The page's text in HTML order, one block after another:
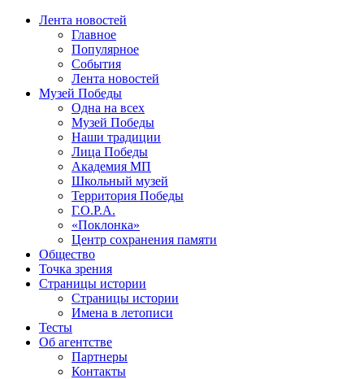
Лента новостей
Главное
Популярное
События
Лента новостей
Музей Победы
Одна на всех
Музей Победы
Наши традиции
Лица Победы
Академия МП
Школьный музей
Территория Победы
Г.О.Р.А.
«Поклонка»
Центр сохранения памяти
Общество
Точка зрения
Страницы истории
Страницы истории
Имена в летописи
Тесты
Об агентстве
Партнеры
Контакты